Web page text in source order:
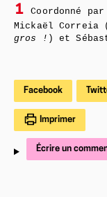
1
Coordonné par
Mickaël Correia
gros ! ) et
Facebook
Imprimer
Écrire un